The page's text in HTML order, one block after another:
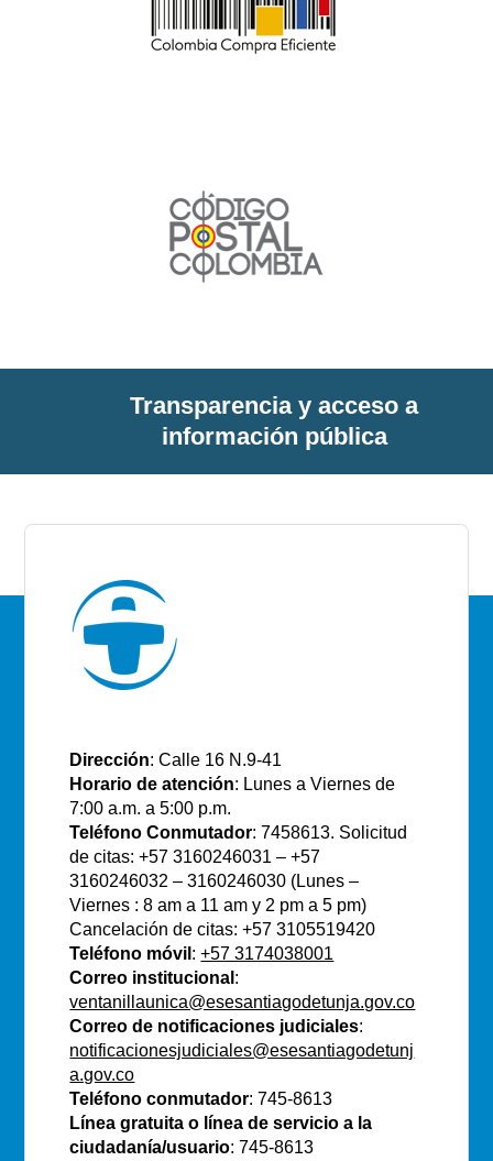
Transparencia y acceso a
información pública
Dirección: Calle 16 N.9-41
Horario de atención: Lunes a Viernes de
7:00 a.m. a 5:00 p.m.
Teléfono Conmutador: 7458613. Solicitud
de citas: +57 3160246031 – +57
3160246032 – 3160246030 (Lunes –
Viernes : 8 am a 11 am y 2 pm a 5 pm)
Cancelación de citas: +57 3105519420
Teléfono móvil :+57 3174038001
Correo institucional :
ventanillaunica@esesantiagodetunja.gov.co
Correo de notificaciones judiciales:
notificacionesjudiciales@esesantiagodetunj
a.gov.co
Teléfono conmutador: 745-8613
Línea gratuita o línea de servicio a la
ciudadanía/usuario: 745-8613